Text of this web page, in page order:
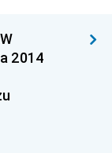
2014